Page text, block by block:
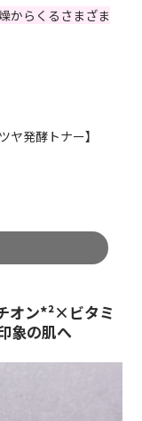
からくるさまざま
ヤ発酵トナー】
オン*²×ビタミ
象の肌へ